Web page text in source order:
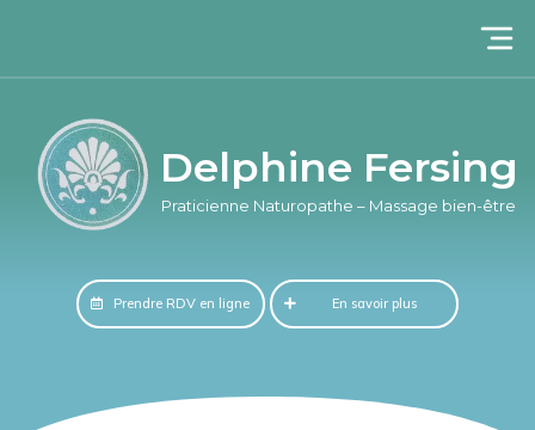
Delphine Fersing​
Praticienne Naturopathe – Massage bien-être​
Prendre RDV en ligne En savoir plus